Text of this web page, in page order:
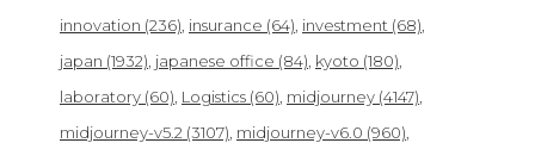
innovation (236) insurance (64) investment (68)
japan (1932) japanese office (84) kyoto (180)
laboratory (60) Logistics (60) midjourney (4147)
midjourney-v5.2 (3107) midjourney-v6.0 (960)